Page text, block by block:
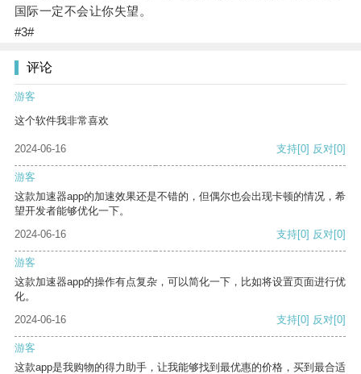
国际一定不会让你失望。
#3#
评论
游客
这个软件我非常喜欢
2024-06-16 支持[0] 反对[0]
游客
这款加速器app的加速效果还是不错的，但偶尔也会出现卡顿的情况，希
望开发者能够优化一下。
2024-06-16
支持[0] 反对[0]
游客
这款加速器app的操作有点复杂，可以简化一下，比如将设置页面进行优
化。
2024-06-16
支持[0] 反对[0]
游客
这款app是我购物的得力助手，让我能够找到最优惠的价格，买到最合适